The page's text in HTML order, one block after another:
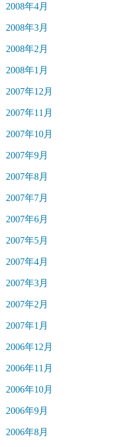
2008年4月
2008年3月
2008年2月
2008年1月
2007年12月
2007年11月
2007年10月
2007年9月
2007年8月
2007年7月
2007年6月
2007年5月
2007年4月
2007年3月
2007年2月
2007年1月
2006年12月
2006年11月
2006年10月
2006年9月
2006年8月